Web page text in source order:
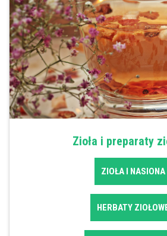
Zioła i preparaty
ZIOŁA I NASIONA
HERBATY